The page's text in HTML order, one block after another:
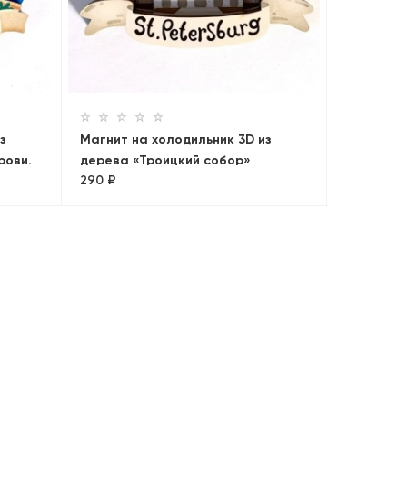
Магнит на холодильник 3D из
дерева «Троицкий собор»
290 ₽